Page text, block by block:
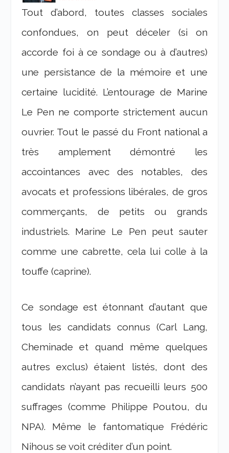
Tout d’abord, toutes classes sociales
confondues, on peut déceler (si on
accorde foi à ce sondage ou à d’autres)
une persistance de la mémoire et une
certaine lucidité. L’entourage de Marine
Le Pen ne comporte strictement aucun
ouvrier. Tout le passé du Front national a
très amplement démontré les
accointances avec des notables, des
avocats et professions libérales, de gros
commerçants, de petits ou grands
industriels. Marine Le Pen peut sauter
comme une cabrette, cela lui colle à la
touffe (caprine).
Ce sondage est étonnant d’autant que
tous les candidats connus (Carl Lang,
Cheminade et quand même quelques
autres exclus) étaient listés, dont des
candidats n’ayant pas recueilli leurs 500
suffrages (comme Philippe Poutou, du
NPA). Même le fantomatique Frédéric
Nihous se voit créditer d’un point.